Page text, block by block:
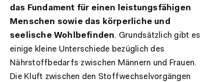
das Fundament für einen leistungsfähigen
Menschen sowie das körperliche und
seelische Wohlbefinden. Grundsätzlich gibt es
einige kleine Unterschiede bezüglich des
Nährstoffbedarfs zwischen Männern und Frauen.
Die Kluft zwischen den Stoffwechselvorgängen